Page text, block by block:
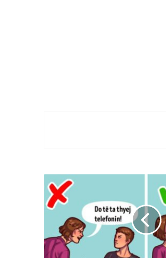
Këshillat
një
psikologu
kufizuar
kohën